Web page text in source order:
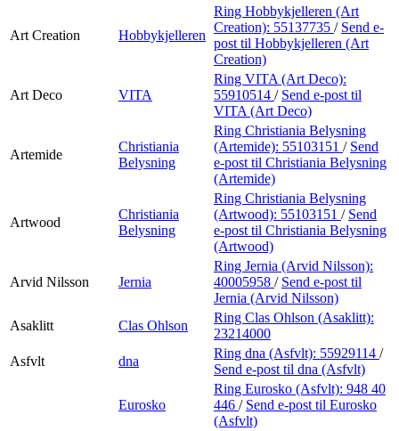
Art Creation Hobbykjelleren
Ring Hobbykjelleren (Art
Creation): 55137735 / Send e-
post til Hobbykjelleren (Art
Creation)
Art Deco VITA
Ring VITA (Art Deco):
55910514 / Send e-post til
VITA (Art Deco)
Artemide
Christiania
Belysning
Ring Christiania Belysning
(Artemide): 55103151 / Send
e-post til Christiania Belysning
(Artemide)
Artwood
Christiania
Belysning
Ring Christiania Belysning
(Artwood): 55103151 / Send
e-post til Christiania Belysning
(Artwood)
Arvid Nilsson Jernia
Ring Jernia (Arvid Nilsson):
40005958 / Send e-post til
Jernia (Arvid Nilsson)
Asaklitt
Clas Ohlson
Ring Clas Ohlson (Asaklitt):
23214000
Asfvlt
dna
Ring dna (Asfvlt): 55929114 /
Send e-post til dna (Asfvlt)
Eurosko
Ring Eurosko (Asfvlt): 948 40
446 / Send e-post til Eurosko
(Asfvlt)